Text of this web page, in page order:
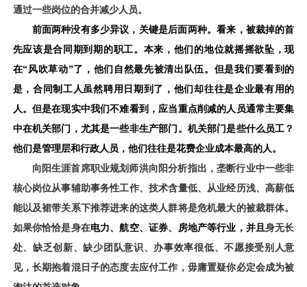
通过一些岗位的合并减少人员。
前面两种没有多少异议，关键是后面两种。看来 ，被裁掉的首
先应该是合同期到期的职工。本来，他们的地位就摇摇欲坠，现
在“风吹草动”了，他们自然最先被清出队伍。 但是我们要看到的
是， 合同制工人虽然聘用日期到了 ， 他们却往往是企业最有用的
人。但是在现实中我们不难看到，应当重点削减的人员通常主要集
中在机关部门 ，尤其是一些非生产部门。机关部门是些什么员工？
他们是管理层和行政人员， 他们往往是花费企业成本最高的人。
向阳生涯首席职业规划师洪向阳分析指出，垄断行业中一些非
核心岗位从事辅助事务性工作、技术含量低、从业经历浅、高薪低
能以及裙带关系下推荐进来的这类人群将是危机最大的被裁群体。
如果你恰恰是身在电力、航空、证券、房地产等行业 ，并且身无长
处、 缺乏创新、缺少团队意识、办事效率很低、不愿接受别人意
见，长期抱着混日子的态度去应付工作，毋庸置疑你必定会成为被